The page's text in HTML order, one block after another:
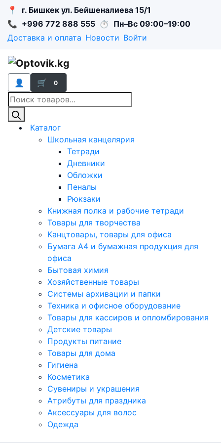
📍
г. Бишкек ул. Бейшеналиева 15/1
📞 +996 772 888 555 ⏱ Пн–Вс 09:00–19:00
Доставка и оплата Новости Войти
👤 🛒 0
Поиск
товаров
Каталог
Школьная канцелярия
Тетради
Дневники
Обложки
Пеналы
Рюкзаки
Книжная полка и рабочие тетради
Товары для творчества
Канцтовары, товары для офиса
Бумага А4 и бумажная продукция для
офиса
Бытовая химия
Хозяйственные товары
Системы архивации и папки
Техника и офисное оборудование
Товары для кассиров и опломбирования
Детские товары
Продукты питание
Товары для дома
Гигиена
Косметика
Сувениры и украшения
Атрибуты для праздника
Аксеcсуары для волос
Одежда